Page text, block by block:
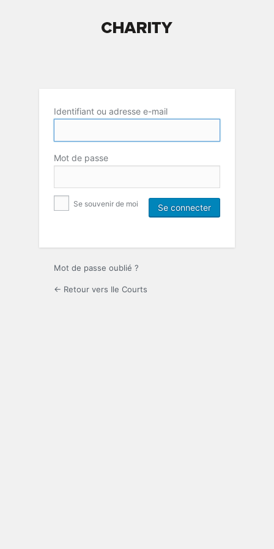
Identifiant ou adresse e-mail
Mot de passe
Se souvenir de moi
Mot de passe oublié ?
← Retour vers Ile Courts